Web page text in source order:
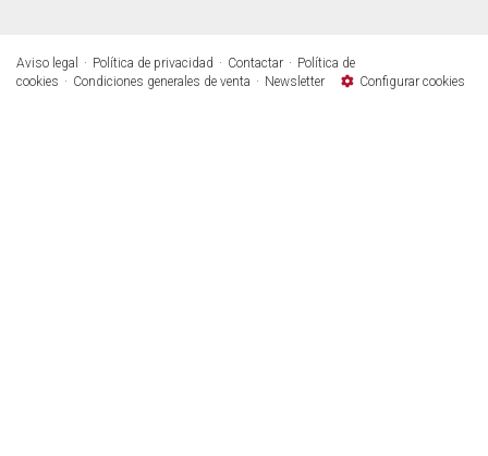
Aviso legal Política de privacidad Contactar
Política de
cookies
Condiciones generales de venta Newsletter Configurar cookies